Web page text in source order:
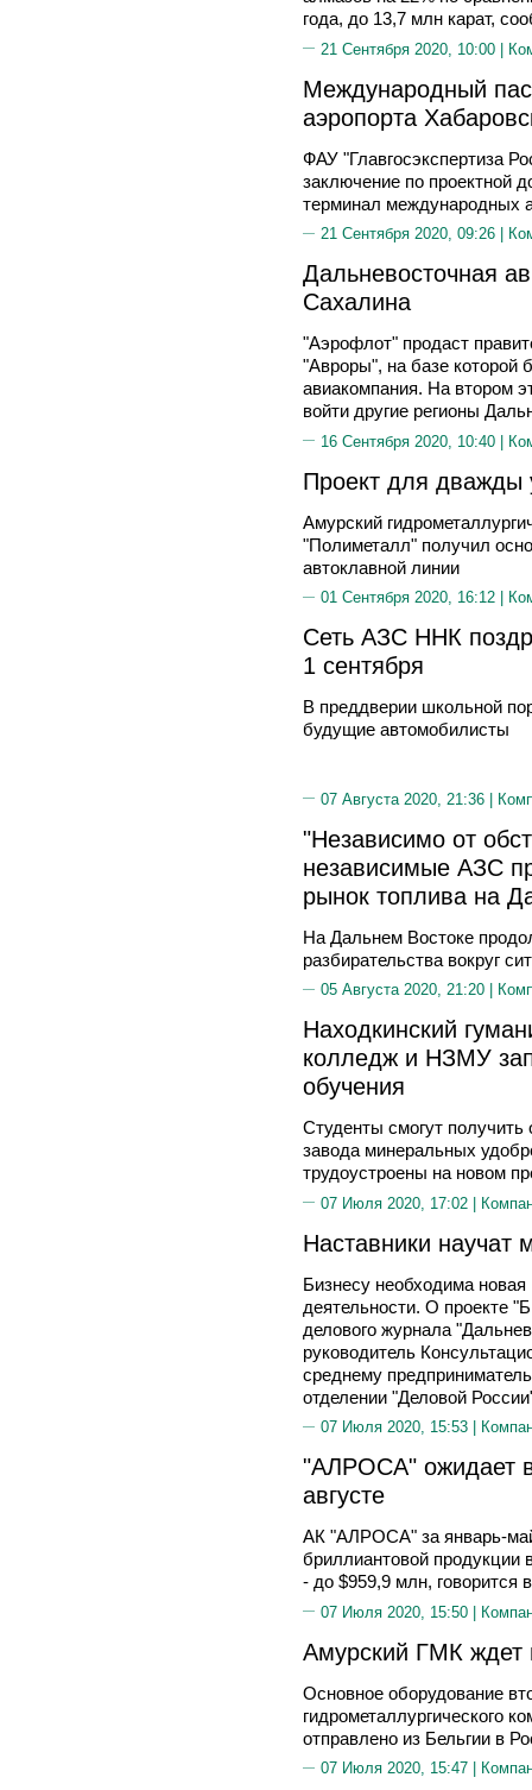
года, до 13,7 млн карат,
21 Сентября 2020, 10:00 |
Международный
аэропорта
ФАУ "Главгосэкспертиза
заключение по проектной
терминал международных
21 Сентября 2020, 09:26 |
Дальневосточная
Сахалина
"Аэрофлот" продаст
"Авроры", на базе которой
авиакомпания. На втором
войти другие регионы
16 Сентября 2020, 10:40 |
Проект для дважды
Амурский
"Полиметалл" получил
автоклавной линии
01 Сентября 2020, 16:12 |
Сеть АЗС ННК
1 сентября
В преддверии школьной
будущие автомобилисты
07 Августа 2020, 21:36 |
"Независимо от
независимые АЗС
рынок топлива на
На Дальнем Востоке
разбирательства вокруг
05 Августа 2020, 21:20 |
Находкинский
колледж и НЗМУ
обучения
Студенты смогут получить
завода минеральных
трудоустроены на новом
07 Июля 2020, 17:02 |
Наставники научат
Бизнесу необходима
деятельности. О проекте
делового журнала
руководитель
среднему
отделении "Деловой
07 Июля 2020, 15:53 |
"АЛРОСА" ожидает
августе
АК "АЛРОСА" за январь-
бриллиантовой продукции
- до $959,9 млн, говорится
07 Июля 2020, 15:50 |
Амурский ГМК ждет
Основное оборудование
гидрометаллургического
отправлено из Бельгии в
07 Июля 2020, 15:47 |